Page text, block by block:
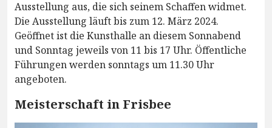
Ausstellung aus, die sich seinem Schaffen widmet.
Die Ausstellung läuft bis zum 12. März 2024.
Geöffnet ist die Kunsthalle an diesem Sonnabend
und Sonntag jeweils von 11 bis 17 Uhr. Öffentliche
Führungen werden sonntags um 11.30 Uhr
angeboten.
Meisterschaft in Frisbee